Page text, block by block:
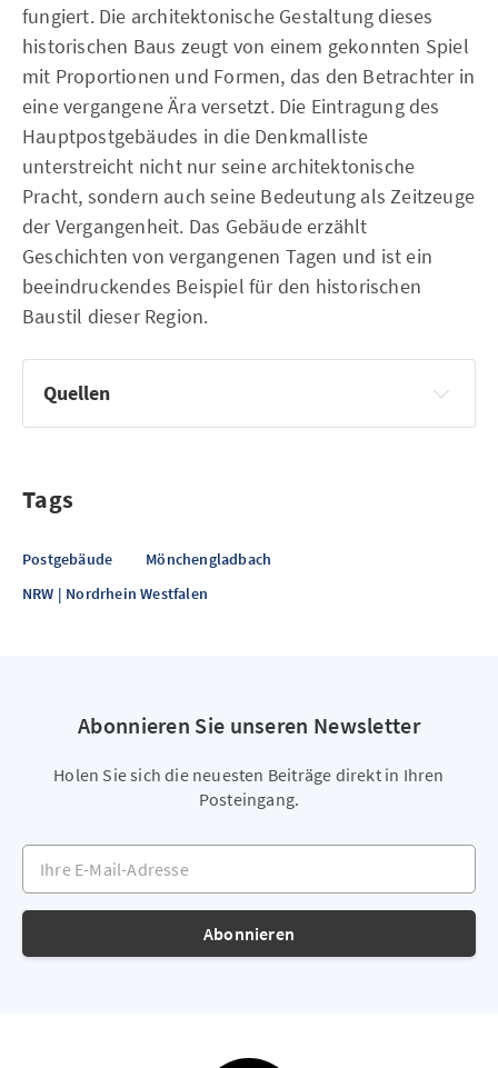
fungiert. Die architektonische Gestaltung dieses
historischen Baus zeugt von einem gekonnten Spiel
mit Proportionen und Formen, das den Betrachter in
eine vergangene Ära versetzt. Die Eintragung des
Hauptpostgebäudes in die Denkmalliste
unterstreicht nicht nur seine architektonische
Pracht, sondern auch seine Bedeutung als Zeitzeuge
der Vergangenheit. Das Gebäude erzählt
Geschichten von vergangenen Tagen und ist ein
beeindruckendes Beispiel für den historischen
Baustil dieser Region.
Quellen
Wiki
Tags
Postgebäude
Mönchengladbach
NRW | Nordrhein Westfalen
Abonnieren Sie unseren Newsletter
Holen Sie sich die neuesten Beiträge direkt in Ihren
Posteingang.
Ihre E-Mail-Adresse
Abonnieren